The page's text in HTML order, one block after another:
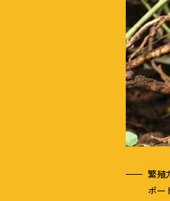
繁殖
ポー